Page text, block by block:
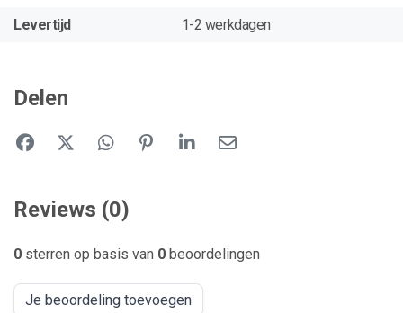
Levertijd 1-2 werkdagen
Delen
Reviews (0)
0 sterren op basis van 0 beoordelingen
Je beoordeling toevoegen